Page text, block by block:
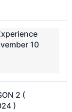
10
2 (
)